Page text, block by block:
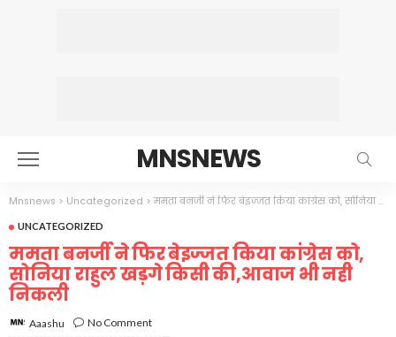
MNSNEWS
Mnsnews > Uncategorized >ममता बनर्जी ने फिर बेइज्जत किया कांग्रेस को, सोनिया राहुल खड़गे किसी की,आवाज भी नही निकली
UNCATEGORIZED
ममता बनर्जी ने फिर बेइज्जत किया कांग्रेस को,
सोनिया राहुल खड़गे किसी की,आवाज भी नही
निकली
Aaashu
No Comment